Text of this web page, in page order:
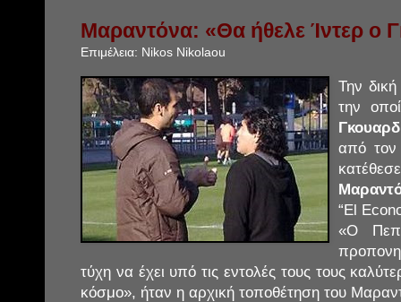
Μαραντόνα: «Θα ήθελε Ίντερ ο
Επιμέλεια: Nikos Nikolaou
Την
την
από
“El
«Ο Πεπ
τύχη να έχει υπό τις εντολές τους τους
κόσμο», ήταν η αρχική τοποθέτηση του